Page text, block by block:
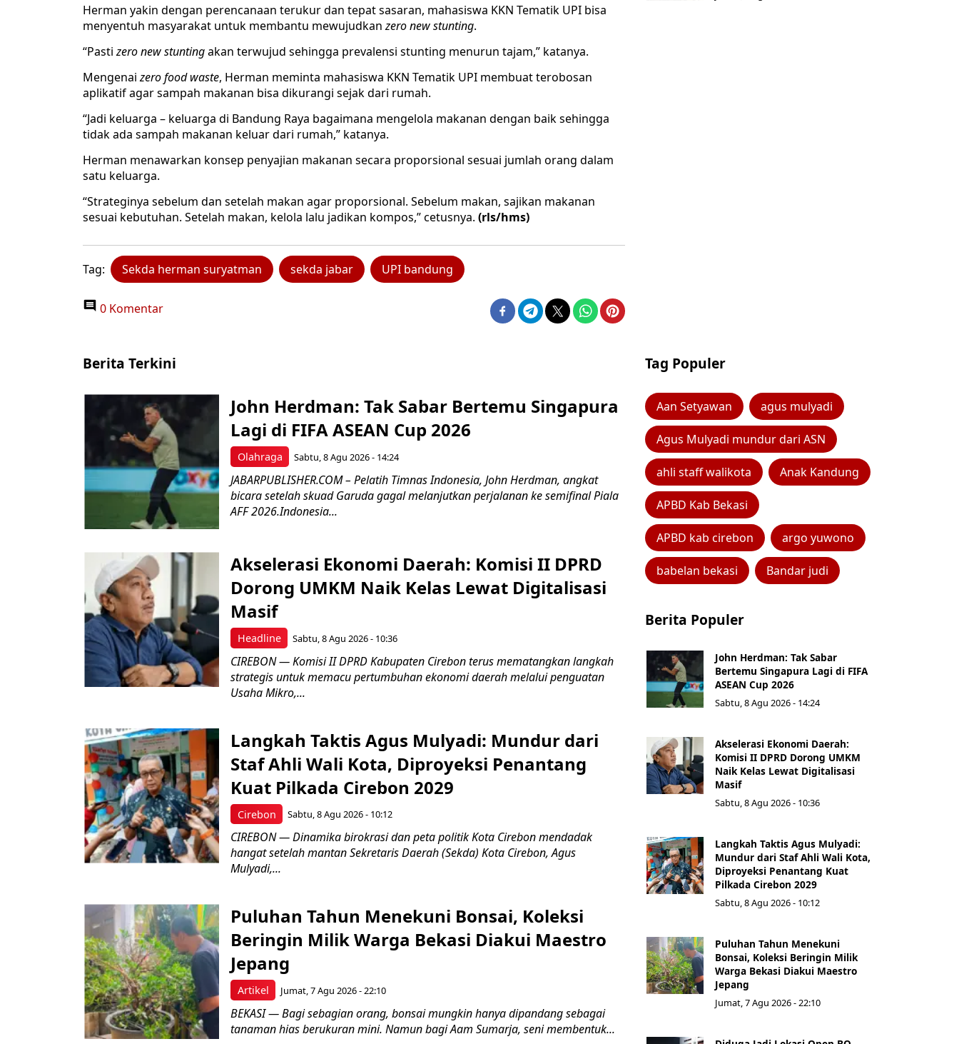
Herman yakin dengan perencanaan terukur dan tepat sasaran, mahasiswa KKN Tematik UPI bisa
menyentuh masyarakat untuk membantu mewujudkanzero new stunting.
“Pastizero new stuntingakan terwujud sehingga prevalensi stunting menurun tajam,” katanya.
Mengenaizero food waste, Herman meminta mahasiswa KKN Tematik UPI membuat terobosan
aplikatif agar sampah makanan bisa dikurangi sejak dari rumah.
“Jadi keluarga – keluarga di Bandung Raya bagaimana mengelola makanan dengan baik sehingga
tidak ada sampah makanan keluar dari rumah,” katanya.
Herman menawarkan konsep penyajian makanan secara proporsional sesuai jumlah orang dalam
satu keluarga.
“Strateginya sebelum dan setelah makan agar proporsional. Sebelum makan, sajikan makanan
sesuai kebutuhan. Setelah makan, kelola lalu jadikan kompos,” cetusnya. (rls/hms)
Tag: Sekda herman suryatman sekda jabar UPI bandung
0 Komentar
Berita Terkini
Olahraga
John Herdman: Tak Sabar Bertemu Singapura
Lagi di FIFA ASEAN Cup 2026
Sabtu, 8 Agu 2026 - 14:24
JABARPUBLISHER.COM – Pelatih Timnas Indonesia, John Herdman, angkat
bicara setelah skuad Garuda gagal melanjutkan perjalanan ke semifinal Piala
AFF 2026.Indonesia...
Headline
Akselerasi Ekonomi Daerah: Komisi II DPRD
Dorong UMKM Naik Kelas Lewat Digitalisasi
Masif
Sabtu, 8 Agu 2026 - 10:36
CIREBON — Komisi II DPRD Kabupaten Cirebon terus mematangkan langkah
strategis untuk memacu pertumbuhan ekonomi daerah melalui penguatan
Usaha Mikro,...
Cirebon
Langkah Taktis Agus Mulyadi: Mundur dari
Staf Ahli Wali Kota, Diproyeksi Penantang
Kuat Pilkada Cirebon 2029
Sabtu, 8 Agu 2026 - 10:12
CIREBON — Dinamika birokrasi dan peta politik Kota Cirebon mendadak
hangat setelah mantan Sekretaris Daerah (Sekda) Kota Cirebon, Agus
Mulyadi,...
Artikel
Puluhan Tahun Menekuni Bonsai, Koleksi
Beringin Milik Warga Bekasi Diakui Maestro
Jepang
Jumat, 7 Agu 2026 - 22:10
BEKASI — Bagi sebagian orang, bonsai mungkin hanya dipandang sebagai
tanaman hias berukuran mini. Namun bagi Aam Sumarja, seni membentuk...
Tag Populer
Aan Setyawan agus mulyadi
Agus Mulyadi mundur dari ASN
ahli staff walikota Anak Kandung
APBD Kab Bekasi
APBD kab cirebon argo yuwono
babelan bekasi Bandar judi
Berita Populer
John Herdman: Tak Sabar
Bertemu Singapura Lagi di FIFA
ASEAN Cup 2026
Sabtu, 8 Agu 2026 - 14:24
Akselerasi Ekonomi Daerah:
Komisi II DPRD Dorong UMKM
Naik Kelas Lewat Digitalisasi
Masif
Sabtu, 8 Agu 2026 - 10:36
Langkah Taktis Agus Mulyadi:
Mundur dari Staf Ahli Wali Kota,
Diproyeksi Penantang Kuat
Pilkada Cirebon 2029
Sabtu, 8 Agu 2026 - 10:12
Puluhan Tahun Menekuni
Bonsai, Koleksi Beringin Milik
Warga Bekasi Diakui Maestro
Jepang
Jumat, 7 Agu 2026 - 22:10